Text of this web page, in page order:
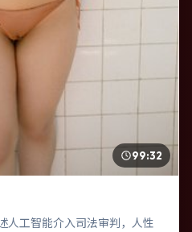
99:32
人工智能介入司法审判，人性